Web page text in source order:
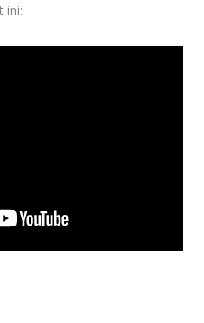
ini: